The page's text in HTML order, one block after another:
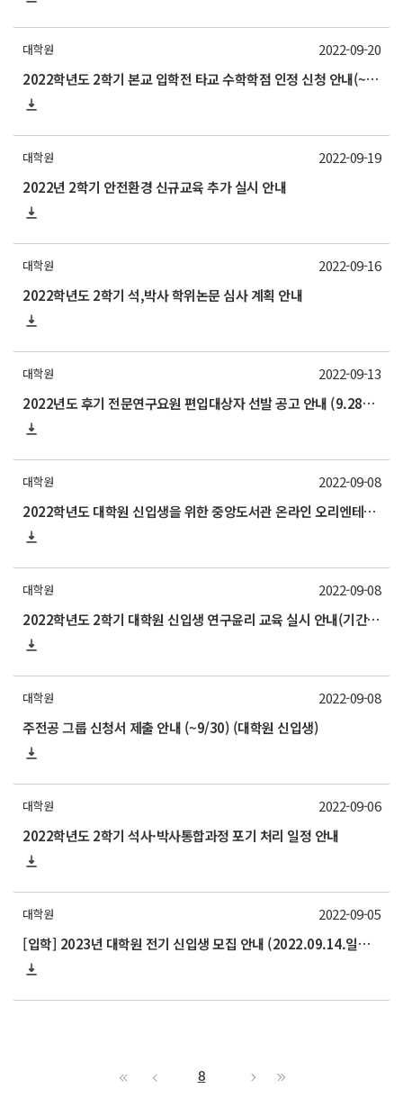
대학원
2022학년도 2학기 본교 입학전 타교 수학학점 인정 신청 안내(~10/6)
2022-09-20
대학원
2022년 2학기 안전환경 신규교육 추가 실시 안내
2022-09-19
대학원
2022학년도 2학기 석,박사 학위논문 심사 계획 안내
2022-09-16
대학원
2022년도 후기 전문연구요원 편입대상자 선발 공고 안내 (9.28~30)
2022-09-13
대학원
2022학년도 대학원 신입생을 위한 중앙도서관 온라인 오리엔테이션 개최 안내
2022-09-08
대학원
2022학년도 2학기 대학원 신입생 연구윤리 교육 실시 안내(기간연장)
2022-09-08
대학원
주전공 그룹 신청서 제출 안내 (~9/30) (대학원 신입생)
2022-09-08
대학원
2022학년도 2학기 석사·박사통합과정 포기 처리 일정 안내
2022-09-06
대학원
[입학] 2023년 대학원 전기 신입생 모집 안내 (2022.09.14.일부수정)
2022-09-05
8